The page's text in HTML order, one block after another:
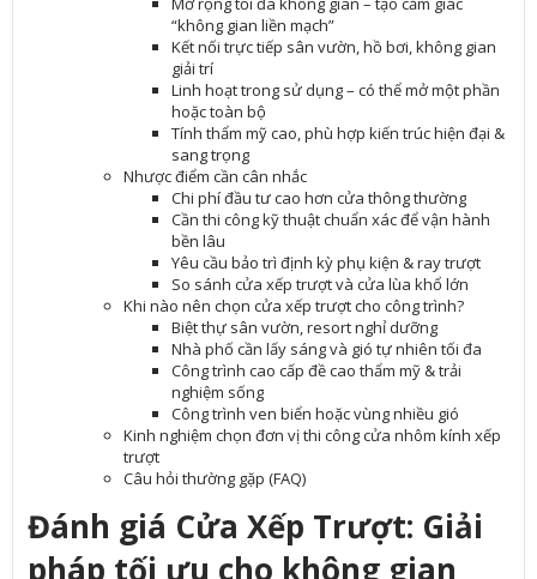
“không gian liền mạch”
Kết nối trực tiếp sân vườn, hồ bơi, không gian
giải trí
Linh hoạt trong sử dụng – có thể mở một phần
hoặc toàn bộ
Tính thẩm mỹ cao, phù hợp kiến trúc hiện đại &
sang trọng
Nhược điểm cần cân nhắc
Chi phí đầu tư cao hơn cửa thông thường
Cần thi công kỹ thuật chuẩn xác để vận hành
bền lâu
Yêu cầu bảo trì định kỳ phụ kiện & ray trượt
So sánh cửa xếp trượt và cửa lùa khổ lớn
Khi nào nên chọn cửa xếp trượt cho công trình?
Biệt thự sân vườn, resort nghỉ dưỡng
Nhà phố cần lấy sáng và gió tự nhiên tối đa
Công trình cao cấp đề cao thẩm mỹ & trải
nghiệm sống
Công trình ven biển hoặc vùng nhiều gió
Kinh nghiệm chọn đơn vị thi công cửa nhôm kính xếp
trượt
Câu hỏi thường gặp (FAQ)
Đánh giá Cửa Xếp Trượt: Giải
pháp tối ưu cho không gian